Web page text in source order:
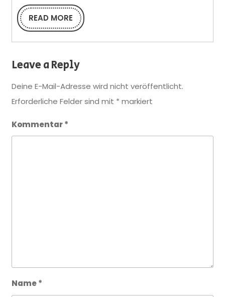
Geschäft
READ MORE
READ
MORE
Leave a Reply
Deine E-Mail-Adresse wird nicht veröffentlicht.
Erforderliche Felder sind mit * markiert
Kommentar*
Name*